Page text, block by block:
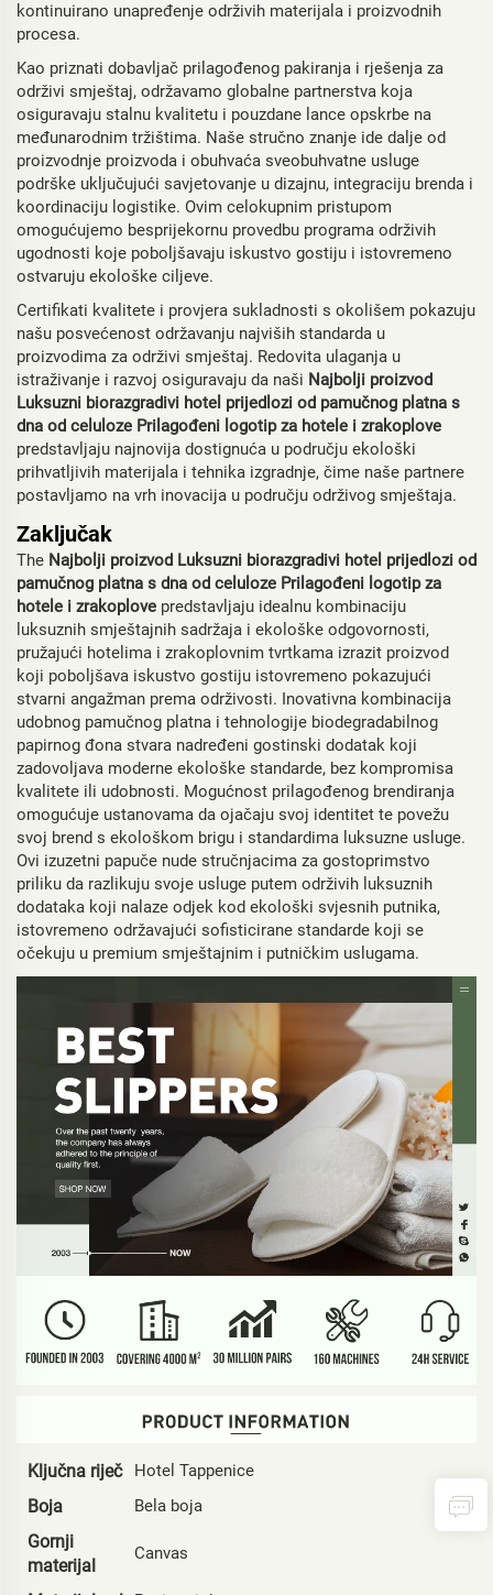
kontinuirano unapređenje održivih materijala i proizvodnih
procesa.
Kao priznati dobavljač prilagođenog pakiranja i rješenja za
održivi smještaj, održavamo globalne partnerstva koja
osiguravaju stalnu kvalitetu i pouzdane lance opskrbe na
međunarodnim tržištima. Naše stručno znanje ide dalje od
proizvodnje proizvoda i obuhvaća sveobuhvatne usluge
podrške uključujući savjetovanje u dizajnu, integraciju brenda i
koordinaciju logistike. Ovim celokupnim pristupom
omogućujemo besprijekornu provedbu programa održivih
ugodnosti koje poboljšavaju iskustvo gostiju i istovremeno
ostvaruju ekološke ciljeve.
Certifikati kvalitete i provjera sukladnosti s okolišem pokazuju
našu posvećenost održavanju najviših standarda u
proizvodima za održivi smještaj. Redovita ulaganja u
istraživanje i razvoj osiguravaju da naši Najbolji proizvod
Luksuzni biorazgradivi hotel prijedlozi od pamučnog platna s
dna od celuloze Prilagođeni logotip za hotele i zrakoplove
predstavljaju najnovija dostignuća u području ekološki
prihvatljivih materijala i tehnika izgradnje, čime naše partnere
postavljamo na vrh inovacija u području održivog smještaja.
Zaključak
The Najbolji proizvod Luksuzni biorazgradivi hotel prijedlozi od
pamučnog platna s dna od celuloze Prilagođeni logotip za
hotele i zrakoplove predstavljaju idealnu kombinaciju
luksuznih smještajnih sadržaja i ekološke odgovornosti,
pružajući hotelima i zrakoplovnim tvrtkama izrazit proizvod
koji poboljšava iskustvo gostiju istovremeno pokazujući
stvarni angažman prema održivosti. Inovativna kombinacija
udobnog pamučnog platna i tehnologije biodegradabilnog
papirnog đona stvara nadređeni gostinski dodatak koji
zadovoljava moderne ekološke standarde, bez kompromisa
kvalitete ili udobnosti. Mogućnost prilagođenog brendiranja
omogućuje ustanovama da ojačaju svoj identitet te povežu
svoj brend s ekološkom brigu i standardima luksuzne usluge.
Ovi izuzetni papuče nude stručnjacima za gostoprimstvo
priliku da razlikuju svoje usluge putem održivih luksuznih
dodataka koji nalaze odjek kod ekološki svjesnih putnika,
istovremeno održavajući sofisticirane standarde koji se
očekuju u premium smještajnim i putničkim uslugama.
Ključna riječ Hotel Tappenice
Boja Bela boja
Gornji
materijal
Canvas